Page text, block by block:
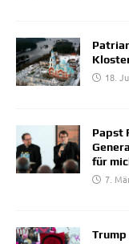
18.
Papst
für
7.